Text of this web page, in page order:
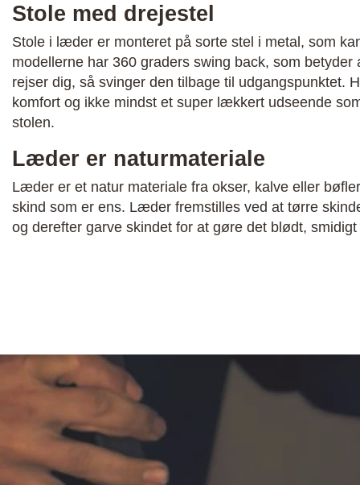
Stole med drejestel
Stole i læder er monteret på sorte stel i metal, som
modellerne har 360 graders swing back, som betyder
rejser dig, så svinger den tilbage til udgangspunktet.
komfort og ikke mindst et super lækkert udseende
stolen.
Læder er naturmateriale
Læder er et natur materiale fra okser, kalve eller
skind som er ens. Læder fremstilles ved at tørre
og derefter garve skindet for at gøre det blødt,